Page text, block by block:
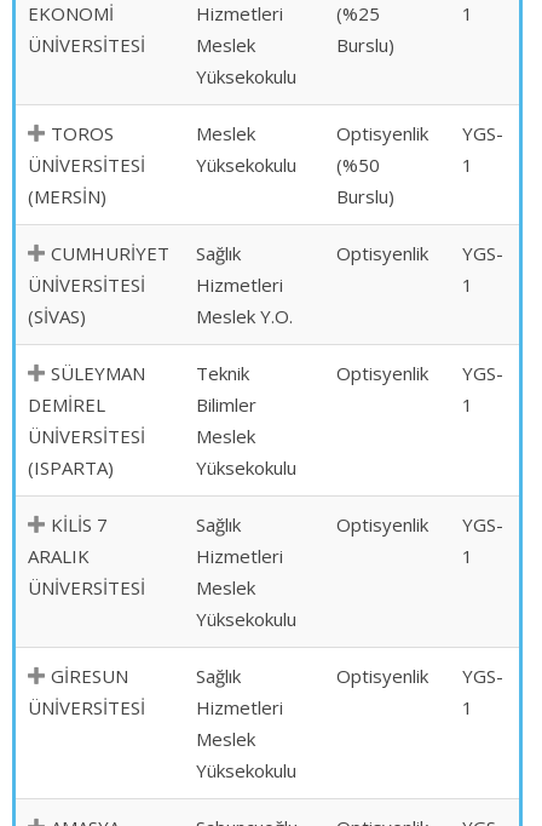
EKONOMİ
ÜNİVERSİTESİ
Hizmetleri
Meslek
Yüksekokulu
(%25
Burslu)
1
TOROS
ÜNİVERSİTESİ
(MERSİN)
Meslek
Yüksekokulu
Optisyenlik
(%50
Burslu)
YGS-
1
CUMHURİYET
ÜNİVERSİTESİ
(SİVAS)
Sağlık
Hizmetleri
Meslek Y.O.
Optisyenlik
YGS-
1
SÜLEYMAN
DEMİREL
ÜNİVERSİTESİ
(ISPARTA)
Teknik
Bilimler
Meslek
Yüksekokulu
Optisyenlik
YGS-
1
KİLİS 7
ARALIK
ÜNİVERSİTESİ
Sağlık
Hizmetleri
Meslek
Yüksekokulu
Optisyenlik
YGS-
1
GİRESUN
ÜNİVERSİTESİ
Sağlık
Hizmetleri
Meslek
Yüksekokulu
Optisyenlik
YGS-
1